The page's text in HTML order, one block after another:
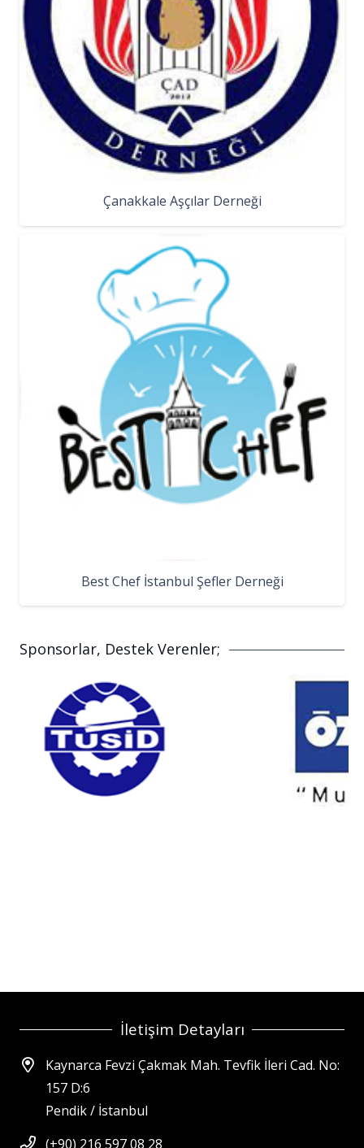
Çanakkale Aşçılar Derneği
Best Chef İstanbul Şefler Derneği
Sponsorlar, Destek Verenler;
İletişim Detayları
Kaynarca Fevzi Çakmak Mah. Tevfik İleri Cad. No:
157 D:6
Pendik / İstanbul
(+90) 216 597 08 28